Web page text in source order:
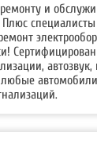
и